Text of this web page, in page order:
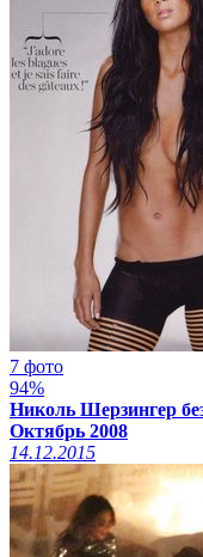
7 фото
94%
Николь Шерзингер
Октябрь 2008
14.12.2015